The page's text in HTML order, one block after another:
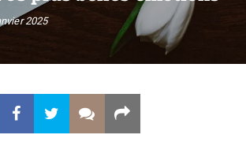
2025